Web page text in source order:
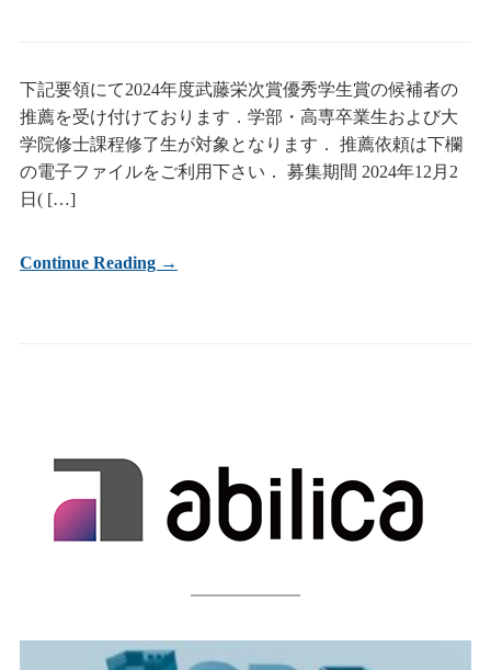
下記要領にて2024年度武藤栄次賞優秀学生賞の候補者の
推薦を受け付けております．学部・高専卒業生および大
学院修士課程修了生が対象となります． 推薦依頼は下欄
の電子ファイルをご利用下さい． 募集期間 2024年12月2
日( […]
Continue Reading →